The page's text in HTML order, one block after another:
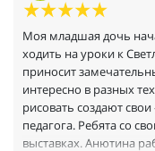
Моя младшая дочь
ходить на уроки к
приносит
интересно в разных
рисовать создают
педагога. Ребята со
выставках. Анютина